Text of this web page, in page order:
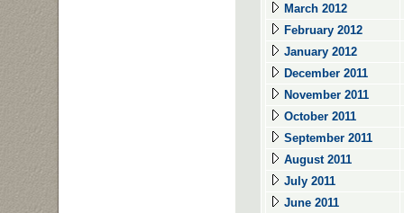
March 2012
February 2012
January 2012
December 2011
November 2011
October 2011
September 2011
August 2011
July 2011
June 2011